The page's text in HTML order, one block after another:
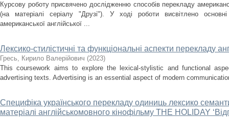
Курсову роботу присвячено дослідженню способів перекладу
(на матеріалі серіалу "Друзі"). У ході роботи висвітлено
американської англійської ...
Лексико-стилістичні та функціональні аспекти перекладу
Гресь, Кирило Валерійович (2023)
This coursework aims to explore the lexical-stylistic and functional
advertising texts. Advertising is an essential aspect of modern
Специфіка українського перекладу одиниць лексико
матеріалі англійськомовного кінофільму THE HOLIDAY